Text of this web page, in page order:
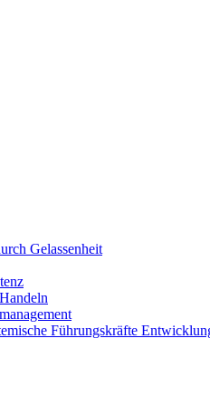
Gelassenheit
Führungskräfte